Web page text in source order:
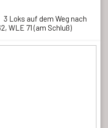
3 Loks auf dem Weg nach
WLE 71 (am Schluß)